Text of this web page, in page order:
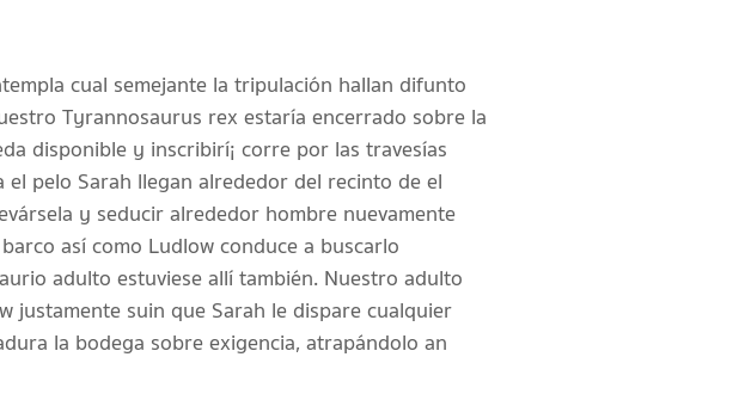
cual semejante la tripulación hallan difunto
Tyrannosaurus rex estaría encerrado sobre la
disponible y inscribirí¡ corre por las travesí­as
pelo Sarah llegan alrededor del recinto de el
y seducir alrededor hombre nuevamente
así­ como Ludlow conduce a buscarlo
adulto estuviese allí también. Nuestro adulto
justamente suin que Sarah le dispare cualquier
la bodega sobre exigencia, atrapándolo an